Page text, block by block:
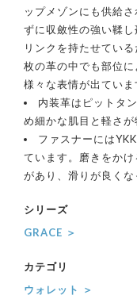
ップメゾンにも供給
ずに収斂性の強い鞣
リンクを持たせてい
枚の革の中でも部位
様々な表情が出ていま
内装革はピットタ
め細かな肌目と軽さが
ファスナーには
ています。磨きをか
があり、滑りが良くな
シリーズ
GRACE ＞
カテゴリ
ウォレット ＞